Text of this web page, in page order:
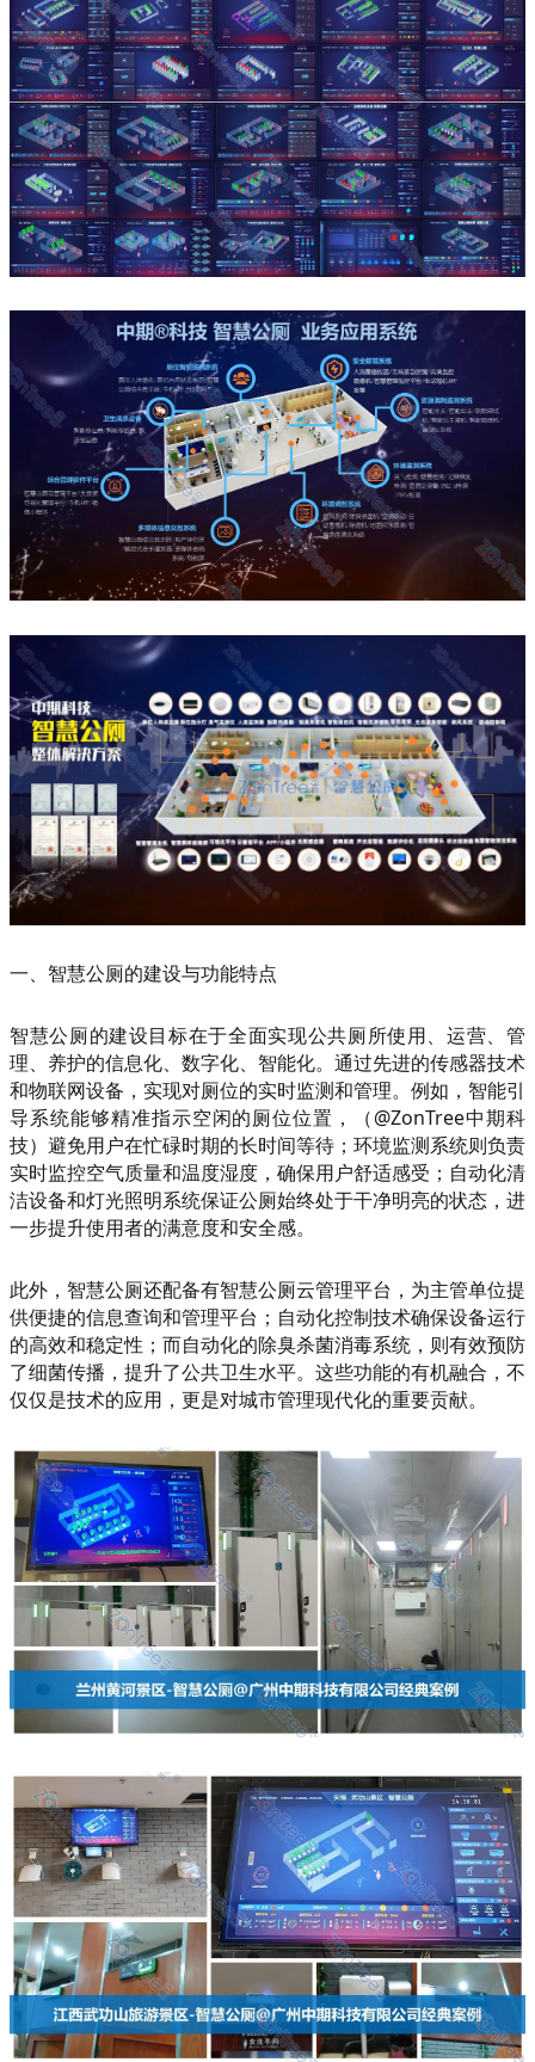
一、智慧公厕的建设与功能特点
智慧公厕的建设目标在于全面实现公共厕所使用、运营、管
理、养护的信息化、数字化、智能化。通过先进的传感器技术
和物联网设备，实现对厕位的实时监测和管理。例如，智能引
导系统能够精准指示空闲的厕位位置，（@ZonTree中期科
技）避免用户在忙碌时期的长时间等待；环境监测系统则负责
实时监控空气质量和温度湿度，确保用户舒适感受；自动化清
洁设备和灯光照明系统保证公厕始终处于干净明亮的状态，进
一步提升使用者的满意度和安全感。
此外，智慧公厕还配备有智慧公厕云管理平台，为主管单位提
供便捷的信息查询和管理平台；自动化控制技术确保设备运行
的高效和稳定性；而自动化的除臭杀菌消毒系统，则有效预防
了细菌传播，提升了公共卫生水平。这些功能的有机融合，不
仅仅是技术的应用，更是对城市管理现代化的重要贡献。